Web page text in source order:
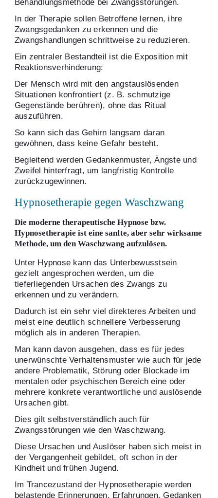
Behandlungsmethode bei Zwangsstörungen.
In der Therapie sollen Betroffene lernen, ihre
Zwangsgedanken zu erkennen und die
Zwangshandlungen schrittweise zu reduzieren.
Ein zentraler Bestandteil ist die Exposition mit
Reaktionsverhinderung:
Der Mensch wird mit den angstauslösenden
Situationen konfrontiert (z. B. schmutzige
Gegenstände berühren), ohne das Ritual
auszuführen.
So kann sich das Gehirn langsam daran
gewöhnen, dass keine Gefahr besteht.
Begleitend werden Gedankenmuster, Ängste und
Zweifel hinterfragt, um langfristig Kontrolle
zurückzugewinnen.
Hypnosetherapie gegen Waschzwang
Die moderne therapeutische Hypnose bzw.
Hypnosetherapie ist eine sanfte, aber sehr wirksame
Methode, um den Waschzwang aufzulösen.
Unter Hypnose kann das Unterbewusstsein
gezielt angesprochen werden, um die
tieferliegenden Ursachen des Zwangs zu
erkennen und zu verändern.
Dadurch ist ein sehr viel direkteres Arbeiten und
meist eine deutlich schnellere Verbesserung
möglich als in anderen Therapien.
Man kann davon ausgehen, dass es für jedes
unerwünschte Verhaltensmuster wie auch für jede
andere Problematik, Störung oder Blockade im
mentalen oder psychischen Bereich eine oder
mehrere konkrete verantwortliche und auslösende
Ursachen gibt.
Dies gilt selbstverständlich auch für
Zwangsstörungen wie den Waschzwang.
Diese Ursachen und Auslöser haben sich meist in
der Vergangenheit gebildet, oft schon in der
Kindheit und frühen Jugend.
Im Trancezustand der Hypnosetherapie werden
belastende Erinnerungen, Erfahrungen, Gedanken